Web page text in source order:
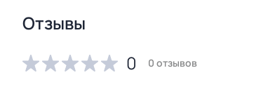
Отзывы
0
0 отзывов